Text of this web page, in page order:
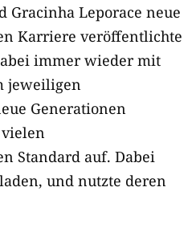
Gracinha Leporace neue
Karriere veröffentlichte
immer wieder mit
jeweiligen
Generationen
Standard auf. Dabei
und nutzte deren